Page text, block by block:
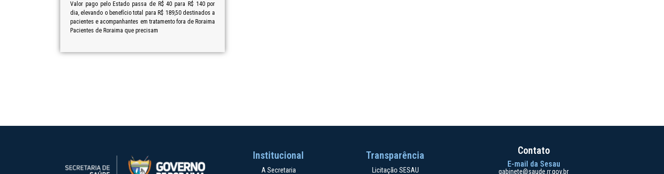
Valor pago pelo Estado passa de R$ 40 para R$ 140 por
dia, elevando o benefício total para R$ 189,50 destinados a
pacientes e acompanhantes em tratamento fora de Roraima
Pacientes de Roraima que precisam
Institucional
A Secretaria
Transparência
Licitação SESAU
Contato
E-mail da Sesau
gabinete@saude.rr.gov.br